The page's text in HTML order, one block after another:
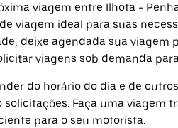
viagem entre Ilhota -
viagem ideal para suas
deixe agendada sua viagem
viagens sob demanda
do horário do dia e de
Faça uma viagem
para o seu motorista.